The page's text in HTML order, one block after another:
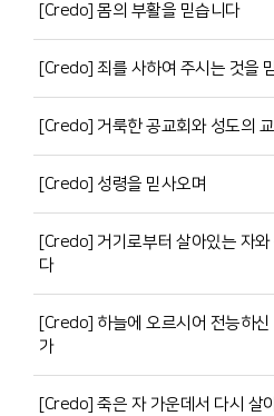
[Credo] 몸의 부활을 믿습니다
[Credo] 죄를 사하여 주시는 것을
[Credo] 거룩한 공교회와 성도의 교
[Credo] 성령을 믿사오며
[Credo] 거기로부터 살아있는 자와
다
[Credo] 하늘에 오르시어 전능하
가
[Credo] 죽은 자 가운데서 다시 살